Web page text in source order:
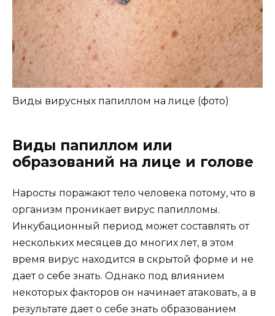
Виды вирусных папиллом на лице (фото)
Виды папиллом или
образований на лице и голове
Наросты поражают тело человека потому, что в
организм проникает вирус папилломы.
Инкубационный период может составлять от
нескольких месяцев до многих лет, в этом
время вирус находится в скрытой форме и не
дает о себе знать. Однако под влиянием
некоторых факторов он начинает атаковать, а в
результате дает о себе знать образованием